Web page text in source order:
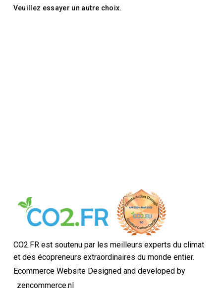
Veuillez essayer un autre choix.
CO2.FR est soutenu par les meilleurs experts du climat
et des écopreneurs extraordinaires du monde entier.
Ecommerce Website Designed and developed by
zencommerce.nl